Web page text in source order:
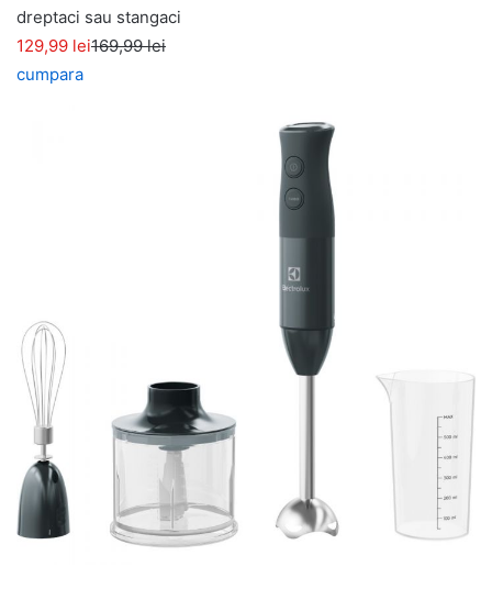
dreptaci sau stangaci
129,99 lei169,99 lei
cumpara